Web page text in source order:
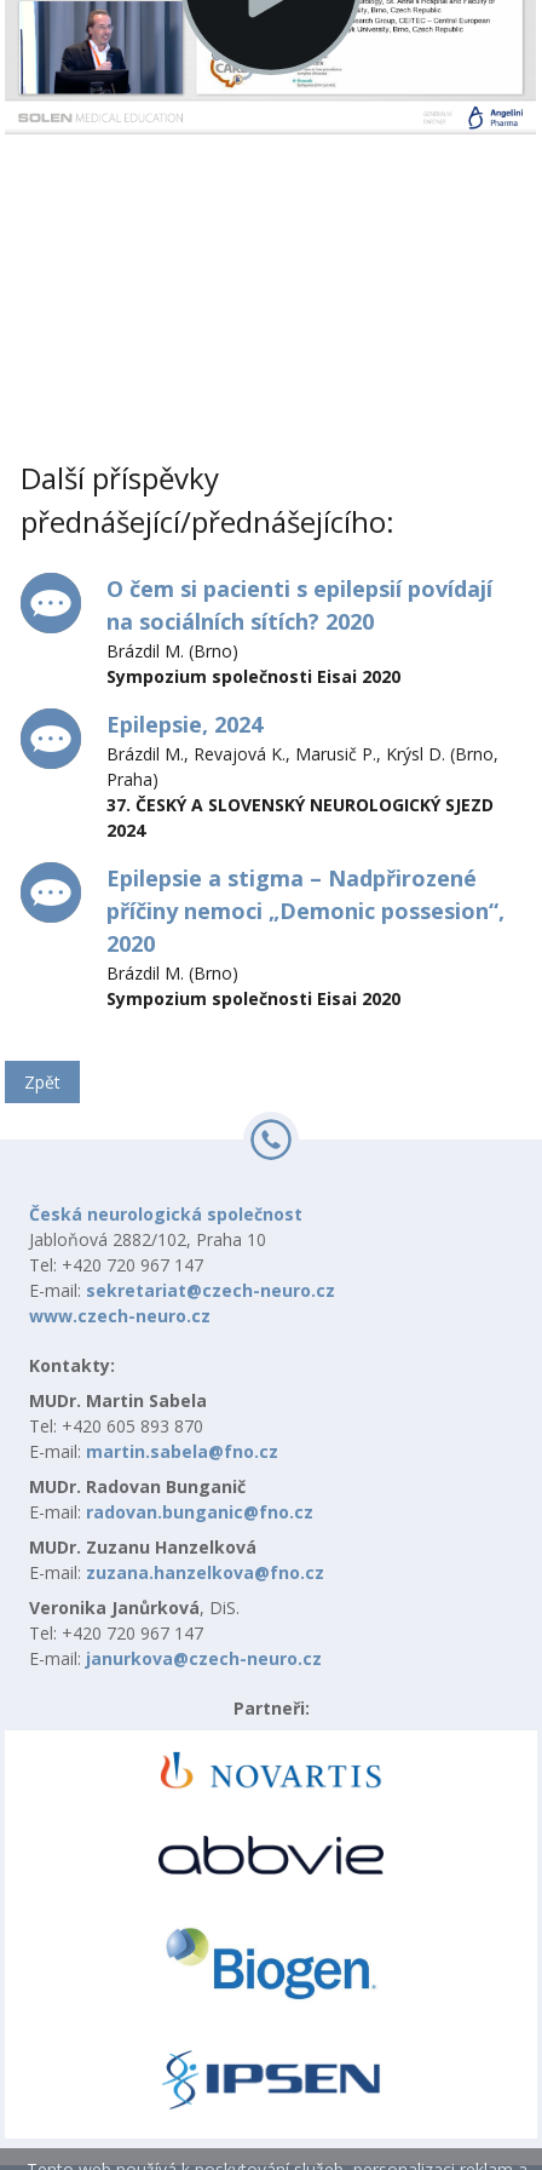
Další příspěvky
přednášející/přednášejícího:
O čem si pacienti s epilepsií povídají
na sociálních sítích? 2020
Brázdil M. (Brno)
Sympozium společnosti Eisai 2020
Epilepsie, 2024
Brázdil M., Revajová K., Marusič P., Krýsl D. (Brno,
Praha)
37. ČESKÝ A SLOVENSKÝ NEUROLOGICKÝ SJEZD
2024
Epilepsie a stigma – Nadpřirozené
příčiny nemoci „Demonic possesion“,
2020
Brázdil M. (Brno)
Sympozium společnosti Eisai 2020
Zpět
Česká neurologická společnost
Jabloňová 2882/102, Praha 10
Tel: +420 720 967 147
E-mail: sekretariat@czech-neuro.cz
www.czech-neuro.cz
Kontakty:
MUDr. Martin Sabela
Tel: +420 605 893 870
E-mail: martin.sabela@fno.cz
MUDr. Radovan Bunganič
E-mail: radovan.bunganic@fno.cz
MUDr. Zuzanu Hanzelková
E-mail: zuzana.hanzelkova@fno.cz
Veronika Janůrková, DiS.
Tel: +420 720 967 147
E-mail: janurkova@czech-neuro.cz
Partneři: